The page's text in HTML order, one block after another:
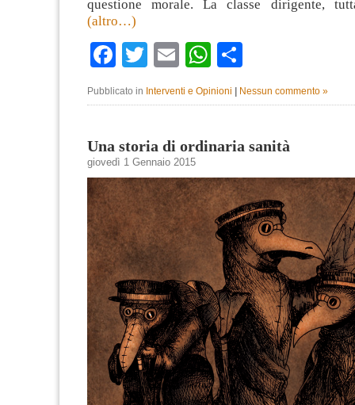
questione morale. La classe dirigente,
(altro…)
Facebook
TwitterEmailWhatsApp
Pubblicato in Interventi e Opinioni | Nessun commento »
Una storia di ordinaria sanità
giovedì 1 Gennaio 2015